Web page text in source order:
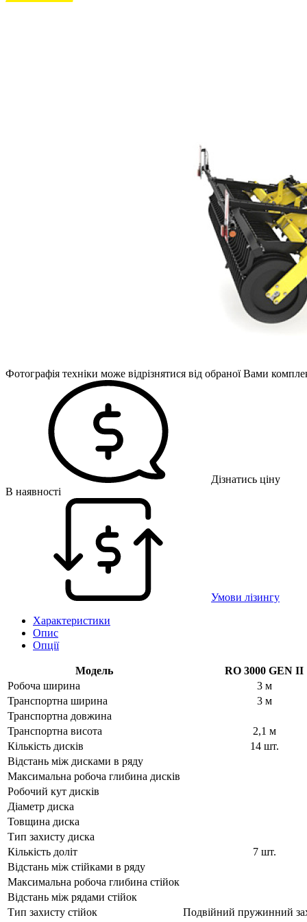
Фотографія техніки може відрізнятися від обраної Вами
Дізнатись ціну
В наявності
Умови лізингу
Характеристики
Опис
Опції
Модель
RO 3000 GEN II
Робоча ширина
3 м
Транспортна ширина
3 м
Транспортна довжина
Транспортна висота
2,1 м
Кількість дисків
14 шт.
Відстань між дисками в ряду
Максимальна робоча глибина дисків
Робочий кут дисків
Діаметр диска
Товщина диска
Тип захисту диска
Кількість доліт
7 шт.
Відстань між стійками в ряду
Максимальна робоча глибина стійок
Відстань між рядами стійок
Тип захисту стійок
Подвійний пружинний